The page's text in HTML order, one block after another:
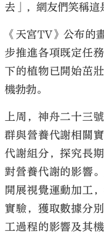
去」，網友們笑稱這
《天宮TV》公布的
步推進各項既定任
下的植物已開始茁
機勃勃。
上周，神舟二十三
群與營養代謝相關
代謝組分，探究長
對營養代謝的影響
開展視覺運動加工
實驗，獲取數據分
工過程的影響及其